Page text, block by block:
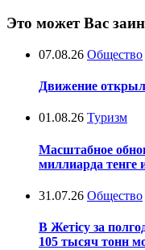
Это может Вас
07.08.26 Общество
Движение
01.08.26 Туризм
Масштабное
миллиарда тенге
31.07.26 Общество
В Жетісу за
105 тысяч тонн